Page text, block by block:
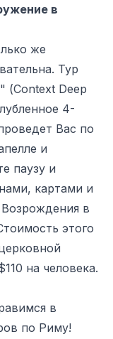
в
же
Тур
(Context Deep
4-
Вас по
и
паузу и
картами и
в
этого
на человека.
в
по Риму!